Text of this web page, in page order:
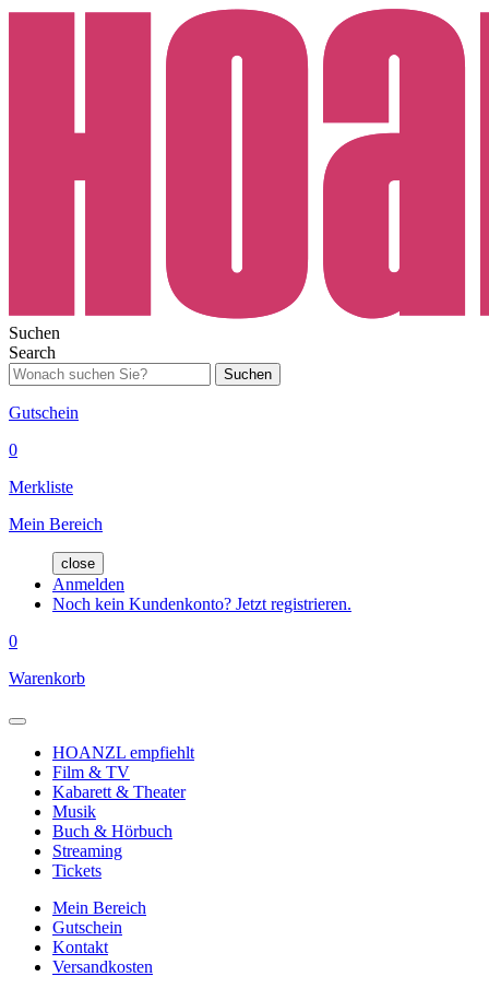
Suchen
Search
Suchen
Gutschein
0
Merkliste
Mein Bereich
close
Anmelden
Noch kein Kundenkonto? Jetzt registrieren.
0
Warenkorb
HOANZL empfiehlt
Film & TV
Kabarett & Theater
Musik
Buch & Hörbuch
Streaming
Tickets
Mein Bereich
Gutschein
Kontakt
Versandkosten